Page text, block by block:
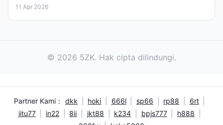
11 Apr 2026
© 2026 5ZK. Hak cipta dilindungi.
Partner Kami： dkk hoki 666l sp66 rp88 6rt
jitu77
in22 8ii jkt88 k234 bpjs777 h888